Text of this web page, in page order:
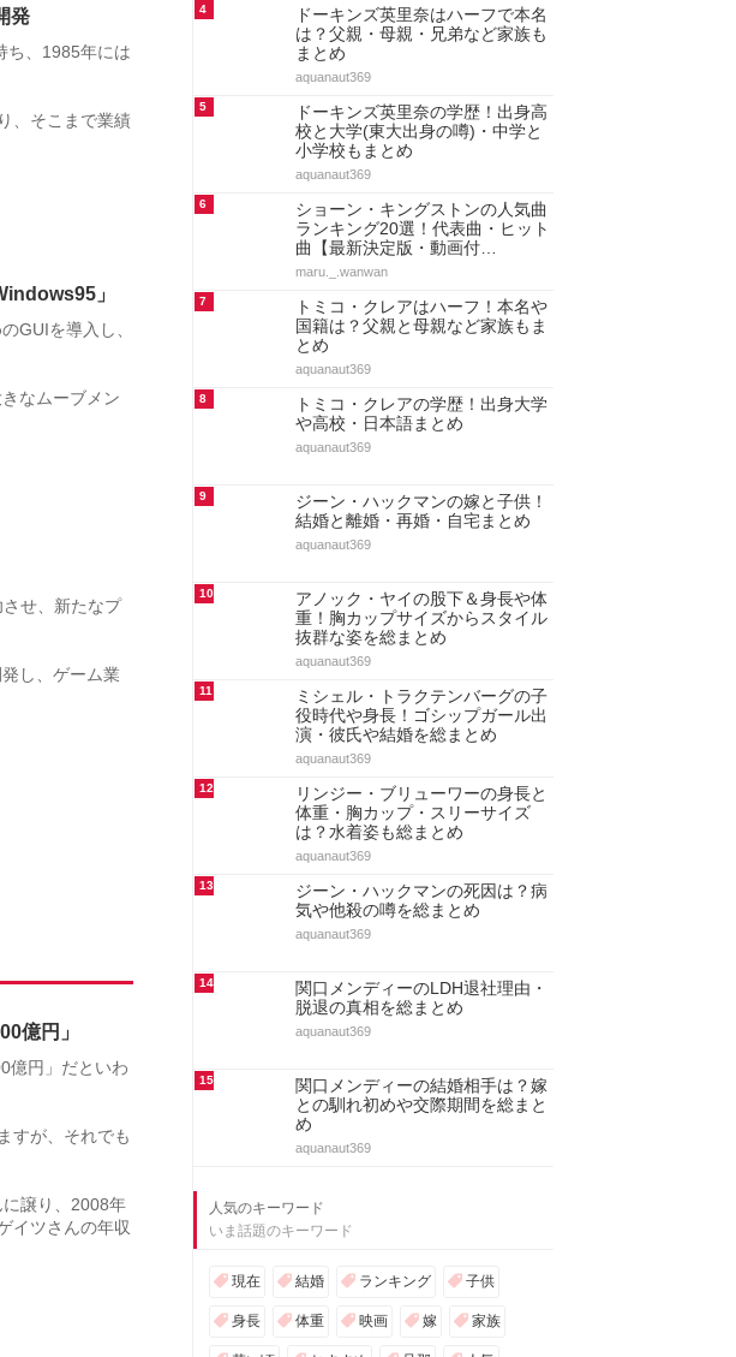
発
ち、1985年には
、そこまで業績
」
GUIを導入し、
なムーブメン
せ、新たなプ
し、ゲーム業
億円」
億円」だといわ
すが、それでも
譲り、2008年
イツさんの年収
人気のあるまとめランキング
ドーキンズ英里奈の現在！結婚や
旦那と子供・過去の流産と不妊治
aquanaut369
リンジー・ブリューワーの彼氏や
結婚は？子供の噂も総まとめ
ジーン・ハックマンの若い頃＆身
長と体重や筋肉！映画代表作7選
aquanaut369
ドーキンズ英里奈はハーフで本名
は？父親・母親・兄弟など家族も
aquanaut369
ドーキンズ英里奈の学歴！出身高
aquanaut369
ショーン・キングストンの人気曲
maru._.wanwan
トミコ・クレアはハーフ！本名や
国籍は？父親と母親など家族もま
aquanaut369
トミコ・クレアの学歴！出身大学
や高校・日本語まとめ
ジーン・ハックマンの嫁と子供！
結婚と離婚・再婚・自宅まとめ
アノック・ヤイの股下＆身長や体
aquanaut369
ミシェル・トラクテンバーグの子
aquanaut369
リンジー・ブリューワーの身長と
体重・胸カップ・スリーサイズ
ジーン・ハックマンの死因は？病
aquanaut369
関口メンディーのLDH退社理由・